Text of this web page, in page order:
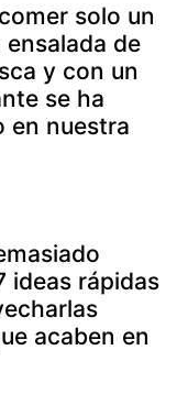
solo un
de
y con un
se ha
en nuestra
ideas rápidas
acaben en